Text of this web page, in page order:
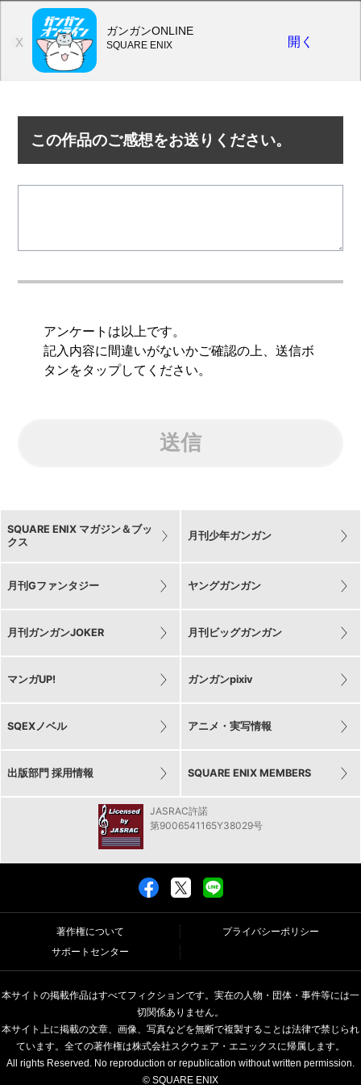
この作品のご感想をお送りください。
アンケートは以上です。
記入内容に間違いがないかご確認の上、送信ボ
タンをタップしてください。
送信
SQUARE ENIX マガジン＆ブッ
クス
月刊少年ガンガン
月刊Gファンタジー ヤングガンガン
月刊ガンガンJOKER 月刊ビッグガンガン
マンガUP! ガンガンpixiv
SQEXノベル アニメ・実写情報
出版部門 採用情報 SQUARE ENIX MEMBERS
JASRAC許諾
第9006541165Y38029号
著作権について
プライバシーポリシー
サポートセンター
本サイトの掲載作品はすべてフィクションです。実在の人物・団体・事件等には一
切関係ありません。
本サイト上に掲載の文章、画像、写真などを無断で複製することは法律で禁じられ
ています。全ての著作権は株式会社スクウェア・エニックスに帰属します。
All rights Reserved. No reproduction or republication without written permission.
© SQUARE ENIX
X
ガンガンONLINE
SQUARE ENIX 開く